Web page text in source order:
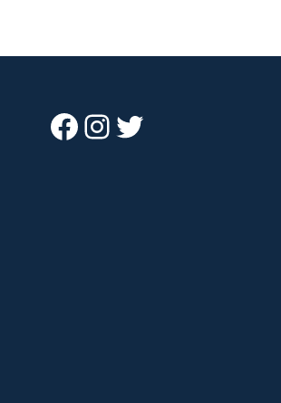
Facebook
Instagram
Twitter